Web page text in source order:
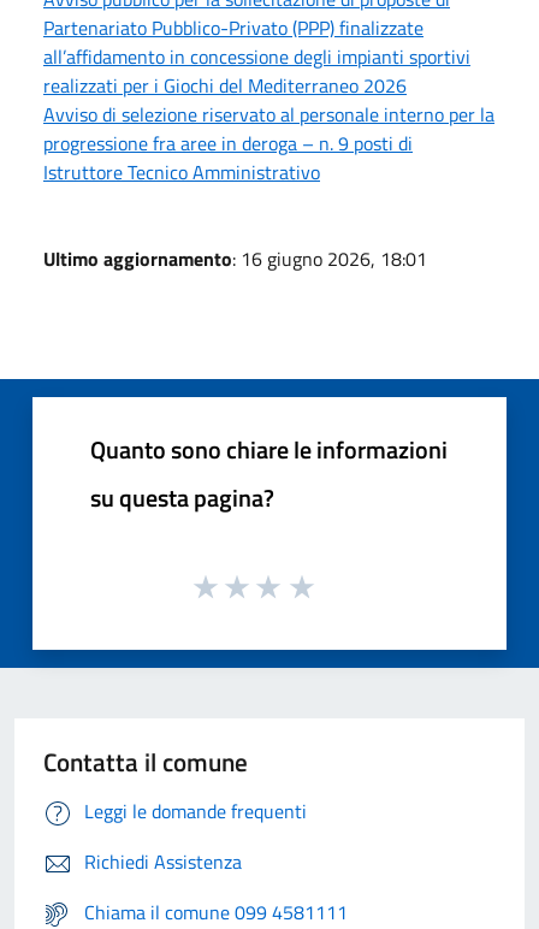
Partenariato Pubblico-Privato (PPP) finalizzate
all’affidamento in concessione degli impianti sportivi
realizzati per i Giochi del Mediterraneo 2026
Avviso di selezione riservato al personale interno per la
progressione fra aree in deroga – n. 9 posti di
Istruttore Tecnico Amministrativo
Ultimo aggiornamento: 16 giugno 2026, 18:01
Quanto sono chiare le informazioni
su questa pagina?
Contatta il comune
Leggi le domande frequenti
Richiedi Assistenza
Chiama il comune 099 4581111